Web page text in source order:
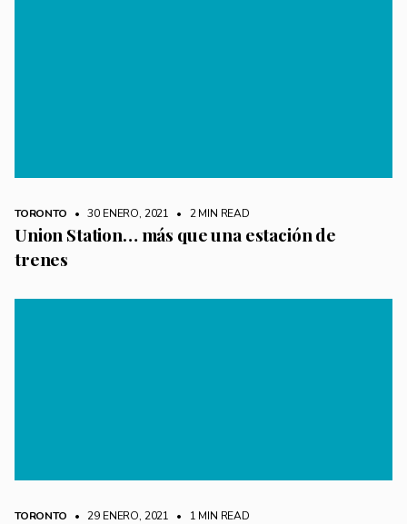
TORONTO • 30 ENERO, 2021 • 2 MIN READ
Union Station… más que una estación de
trenes
TORONTO • 29 ENERO, 2021 • 1 MIN READ